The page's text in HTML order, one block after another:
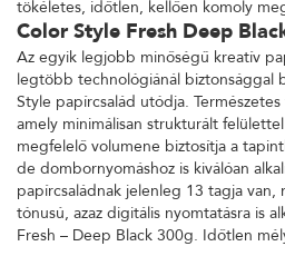
tökéletes, időtlen, kellően komoly
Color Style Fresh Deep
Az egyik legjobb minőségű kreatív
legtöbb technológiánál biztonsággal
Style papírcsalád utódja.
amely minimálisan strukturált
megfelelő volumene biztosítja a
de dombornyomáshoz is kiválóan
papírcsaládnak jelenleg 13 tagja van,
tónusú, azaz digitális nyomtatásra is
Fresh – Deep Black 300g. Időtlen